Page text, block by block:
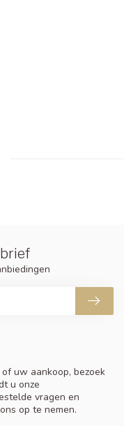
uw aankoop, bezoek
u onze
vragen en
op te nemen.